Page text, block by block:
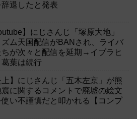
辞退したと発表
】にじさんじ「塚原大地」
ズム天国配信がBANされ、ライバ
ちが次々と配信を延期→イブラヒ
葛葉は続行
上】にじさんじ「五木左京」が熊
震に関するコメントで廃墟の絵文
使い不謹慎だと叩かれる【コンプ